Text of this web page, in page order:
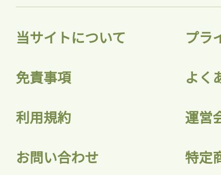
会員登録
当サイトについて プラ
免責事項 よく
利用規約 運営
お問い合わせ 特定